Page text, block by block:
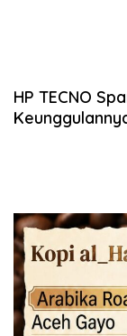
HP TECNO